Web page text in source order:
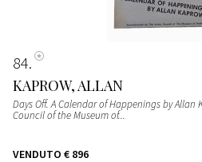
84
KAPROW, ALLAN
Days Off. A Calendar of Happenings by Allan
Council of the Museum of...
VENDUTO € 896